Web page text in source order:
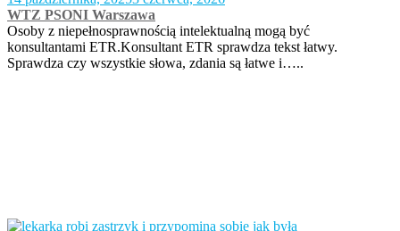
WTZ PSONI Warszawa
Osoby z niepełnosprawnością intelektualną mogą być
konsultantami ETR.Konsultant ETR sprawdza tekst łatwy.
Sprawdza czy wszystkie słowa, zdania są łatwe i…..